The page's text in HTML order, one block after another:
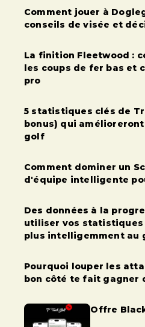
Comment jouer à
conseils de visée et
La finition Fleetwood :
les coups de fer bas et
pro
5 statistiques clés de
bonus) qui
golf
Comment dominer un
d'équipe intelligente
Des données à la
utiliser vos statistiques
plus intelligemment au
Pourquoi louper les
bon côté te fait gagner
Offre